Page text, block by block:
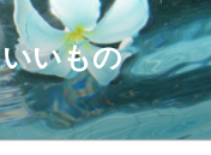
いもの